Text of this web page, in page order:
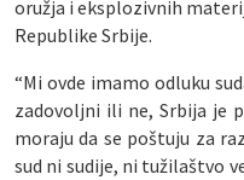
oružja i eksplozivnih
Republike Srbije.
“Mi ovde imamo odluku
zadovoljni ili ne, Srbija je
moraju da se poštuju za
sud ni sudije, ni tužilaštvo